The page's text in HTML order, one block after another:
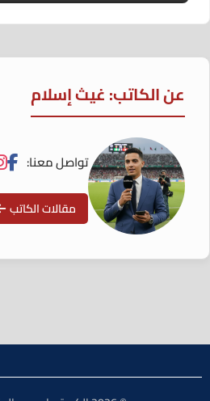
عن الكاتب: غيث إسلام
تواصل معنا:
مقالات الكاتب